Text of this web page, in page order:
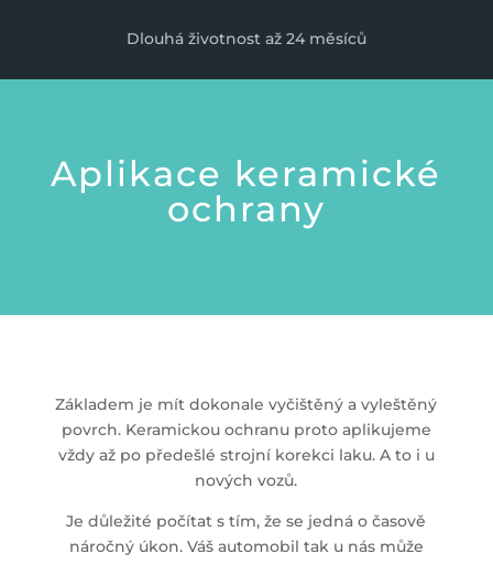
Dlouhá životnost až 24 měsíců
Aplikace keramické
ochrany
Základem je mít dokonale vyčištěný a vyleštěný
povrch. Keramickou ochranu proto aplikujeme
vždy až po předešlé strojní korekci laku. A to i u
nových vozů.
Je důležité počítat s tím, že se jedná o časově
náročný úkon. Váš automobil tak u nás může